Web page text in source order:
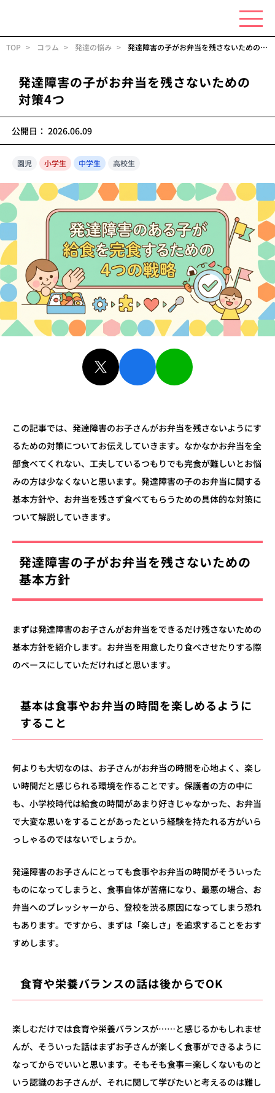
TOP コラム 発達の悩み 発達障害の子がお弁当を残さないための対策4つ
発達障害の子がお弁当を残さないための
対策4つ
公開日： 2026.06.09
園児 小学生 中学生 高校生
この記事では、発達障害のお子さんがお弁当を残さないようにす
るための対策についてお伝えしていきます。 なかなかお弁当を全
部食べてくれない、工夫しているつもりでも完食が難しいとお悩
みの方は少なくないと思います。 発達障害の子のお弁当に関する
基本方針や、お弁当を残さず食べてもらうための具体的な対策に
ついて解説していきます。
発達障害の子がお弁当を残さないための
基本方針
まずは発達障害のお子さんがお弁当をできるだけ残さないための
基本方針を紹介します。お弁当を用意したり食べさせたりする際
のベースにしていただければと思います。
基本は食事やお弁当の時間を楽しめるように
すること
何よりも大切なのは、お子さんがお弁当の時間を心地よく、楽し
い時間だと感じられる環境を作ることです。保護者の方の中に
も、 小学校時代は給食の時間があまり好きじゃなかった、お弁当
で大変な思いをすることがあったという経験を持たれる方がいら
っしゃるのではないでしょうか。
発達障害のお子さんにとっても食事やお弁当の時間がそういった
ものになってしまうと、食事自体が苦痛になり、最悪の場合、 お
弁当へのプレッシャーから、登校を渋る原因になってしまう恐れ
もあります。 ですから、まずは「楽しさ」を追求することをおす
すめします。
食育や栄養バランスの話は後からでOK
楽しむだけでは食育や栄養バランスが……と感じるかもしれませ
んが、そういった話はまずお子さんが楽しく食事ができるように
なってからでいいと思います。そもそも食事＝楽しくないものと
いう認識のお子さんが、それに関して学びたいと考えるのは難し